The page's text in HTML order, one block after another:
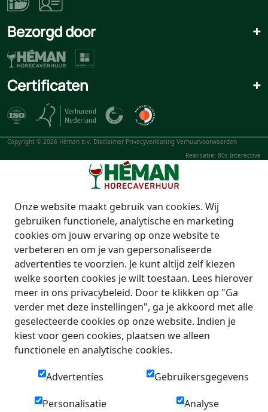
Bezorgd door +
Certificaten +
Copyright © 2026 Héman b.v. Disclaimer Privacyverklaring Verhuurvoorwaarden
Realisatie: 80s Interactive
Onze website maakt gebruik van cookies. Wij
gebruiken functionele, analytische en marketing
cookies om jouw ervaring op onze website te
verbeteren en om je van gepersonaliseerde
advertenties te voorzien. Je kunt altijd zelf kiezen
welke soorten cookies je wilt toestaan. Lees hierover
meer in ons privacybeleid. Door te klikken op "Ga
verder met deze instellingen", ga je akkoord met alle
geselecteerde cookies op onze website. Indien je
kiest voor geen cookies, plaatsen we alleen
functionele en analytische cookies.
Advertenties Gebruikersgegevens
Personalisatie Analyse